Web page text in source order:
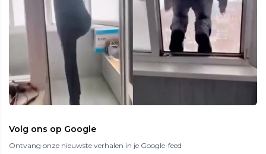
Volg ons op Google
Ontvang onze nieuwste verhalen in je Google-feed